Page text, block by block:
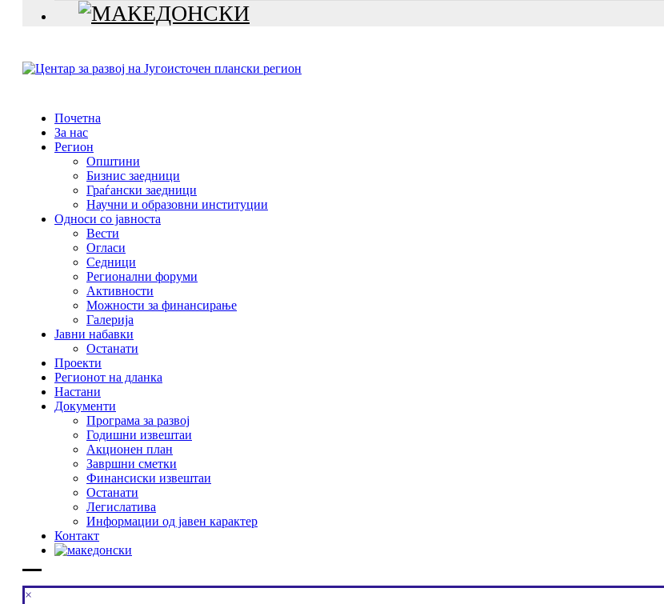
Почетна
За нас
Регион
Општини
Бизнис заедници
Граѓански заедници
Научни и образовни институции
Односи со јавноста
Вести
Огласи
Седници
Регионални форуми
Активности
Можности за финансирање
Галерија
Јавни набавки
Останати
Проекти
Регионот на дланка
Настани
Документи
Програма за развој
Годишни извештаи
Акционен план
Завршни сметки
Финансиски извештаи
Останати
Легислатива
Информации од јавен карактер
Контакт
×